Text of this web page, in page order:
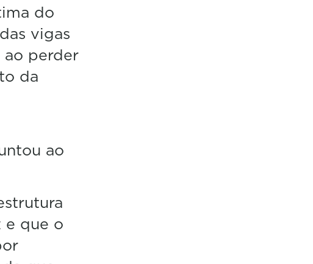
do
vigas
ao perder
da
ao
e que o